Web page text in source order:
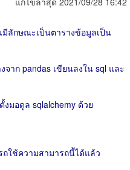
มีลักษณะเป็นตารางข้อมูลเป็น
าก pandas เขียนลงใน sql และ
มอดูล sqlalchemy ด้วย
ถใช้ความสามารถนี้ได้แล้ว